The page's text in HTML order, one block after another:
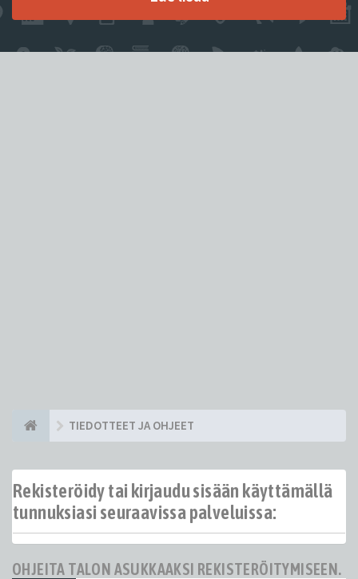
TIEDOTTEET JA OHJEET
Rekisteröidy tai kirjaudu sisään käyttämällä
tunnuksiasi seuraavissa palveluissa:
OHJEITA TALON ASUKKAAKSI REKISTERÖITYMISEEN.